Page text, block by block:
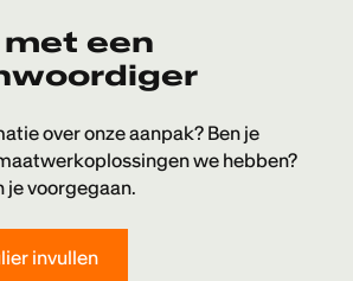
een
over onze aanpak? Ben je
we hebben?
je voorgegaan.
invullen